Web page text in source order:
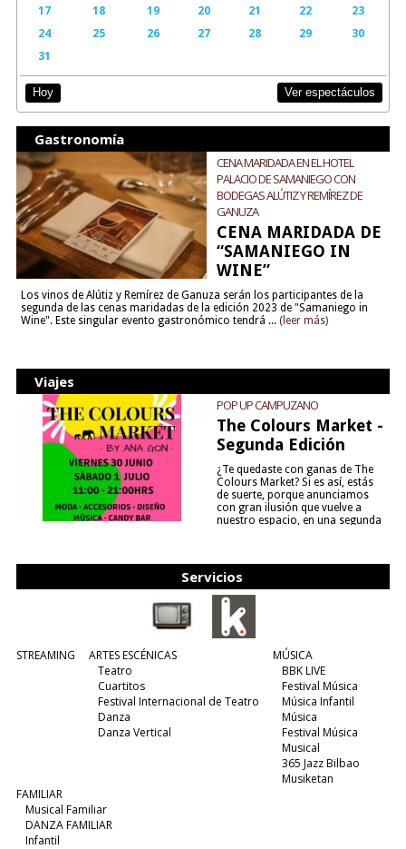
17
18 19 20 21 22
23
24
25 26 27 28 29
30
31
Hoy Ver espectáculos
Gastronomía
CENA MARIDADA EN EL HOTEL
PALACIO DE SAMANIEGO CON
BODEGAS ALÚTIZ Y REMÍREZ DE
GANUZA
CENA MARIDADA DE
“SAMANIEGO IN
WINE”
Los vinos de Alútiz y Remírez de Ganuza serán los participantes de la
segunda de las cenas maridadas de la edición 2023 de "Samaniego in
Wine". Este singular evento gastronómico tendrá ... (leer más)
Viajes
POP UP CAMPUZANO
The Colours Market -
Segunda Edición
¿Te quedaste con ganas de The
Colours Market? Si es así, estás
de suerte, porque anunciamos
con gran ilusión que vuelve a
nuestro espacio, en una segunda
Servicios
STREAMING
ARTES ESCÉNICAS
Teatro
Cuartitos
Festival Internacional de Teatro
Danza
Danza Vertical
MÚSICA
BBK LIVE
Festival Música
Música Infantil
Música
Festival Música
Musical
365 Jazz Bilbao
Musiketan
FAMILIAR
Musical Familiar
DANZA FAMILIAR
Infantil